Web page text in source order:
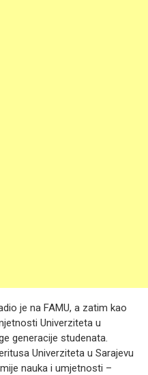
je na FAMU, a zatim kao
Univerziteta u
generacije studenata.
Univerziteta u Sarajevu
nauka i umjetnosti –